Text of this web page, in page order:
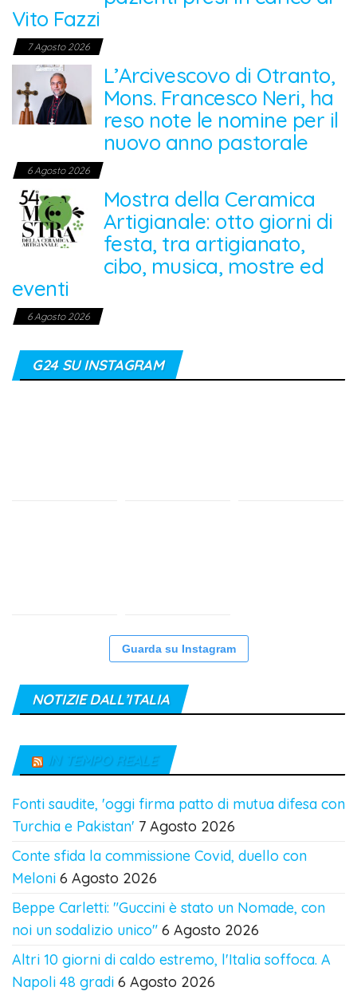
Vito Fazzi
7 Agosto 2026
L’Arcivescovo di Otranto,
Mons. Francesco Neri, ha
reso note le nomine per il
nuovo anno pastorale
6 Agosto 2026
Mostra della Ceramica
Artigianale: otto giorni di
festa, tra artigianato,
cibo, musica, mostre ed
eventi
6 Agosto 2026
G24 SU INSTAGRAM
Guarda su Instagram
NOTIZIE DALL’ITALIA
IN TEMPO REALE
Fonti saudite, 'oggi firma patto di mutua difesa con
Turchia e Pakistan' 7 Agosto 2026
Conte sfida la commissione Covid, duello con
Meloni 6 Agosto 2026
Beppe Carletti: "Guccini è stato un Nomade, con
noi un sodalizio unico" 6 Agosto 2026
Altri 10 giorni di caldo estremo, l'Italia soffoca. A
Napoli 48 gradi 6 Agosto 2026